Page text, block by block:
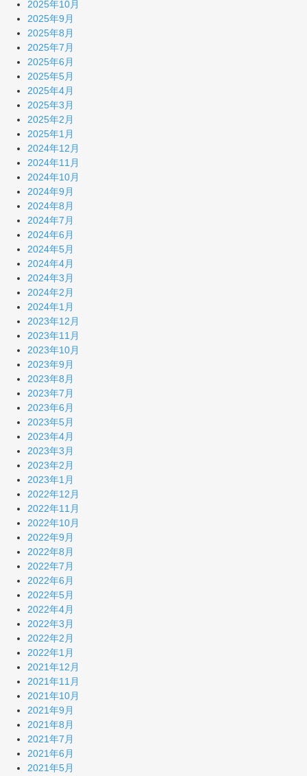
2025年10月
2025年9月
2025年8月
2025年7月
2025年6月
2025年5月
2025年4月
2025年3月
2025年2月
2025年1月
2024年12月
2024年11月
2024年10月
2024年9月
2024年8月
2024年7月
2024年6月
2024年5月
2024年4月
2024年3月
2024年2月
2024年1月
2023年12月
2023年11月
2023年10月
2023年9月
2023年8月
2023年7月
2023年6月
2023年5月
2023年4月
2023年3月
2023年2月
2023年1月
2022年12月
2022年11月
2022年10月
2022年9月
2022年8月
2022年7月
2022年6月
2022年5月
2022年4月
2022年3月
2022年2月
2022年1月
2021年12月
2021年11月
2021年10月
2021年9月
2021年8月
2021年7月
2021年6月
2021年5月